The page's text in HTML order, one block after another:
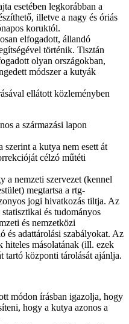
esetében legkorábban a
illetve a nagy és óriás
koruktól.
elfogadott, állandó
történik. Tisztán
olyan országokban,
módszer a kutyák
ellátott közleményben
a származási lapon
szerint a kutya nem esett át
célzó műtéti
a nemzeti szervezet (kennel
megtartsa a rtg-
jogi hivatkozás tiltja. Az
és tudományos
és nemzetközi
és adattárolási szabályokat. Az
másolatának (ill. ezek
tartó központi tárolását ajánlja.
módon írásban igazolja, hogy
hogy a kutya azonos a